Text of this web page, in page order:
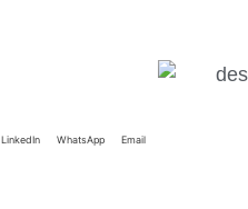
LinkedIn WhatsApp Email